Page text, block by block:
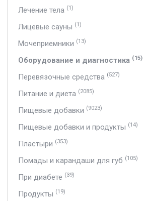
Лечение тела (1)
Лицевые сауны (1)
Мочеприемники (13)
Оборудование и диагностика (15)
Перевязочные средства (527)
Питание и диета (2085)
Пищевые добавки (9023)
Пищевые добавки и продукты (14)
Пластыри (353)
Помады и карандаши для губ (105)
При диабете (39)
Продукты (19)